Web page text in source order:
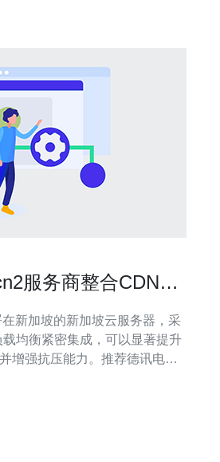
服务商整合CDN与
均衡紧密集成，可以显著提升
增强抗压能力。推荐德讯电
计、缓存与回源策略、负载均